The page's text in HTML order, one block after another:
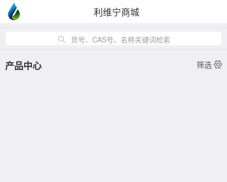
利维宁商城
货号、CAS号、名称关键词检索
产品中心 筛选